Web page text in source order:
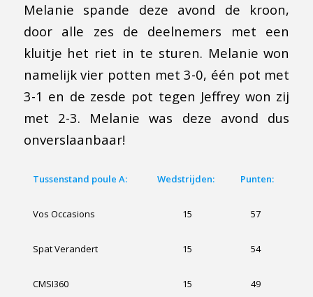
Melanie spande deze avond de kroon,
door alle zes de deelnemers met een
kluitje het riet in te sturen. Melanie won
namelijk vier potten met 3-0, één pot met
3-1 en de zesde pot tegen Jeffrey won zij
met 2-3. Melanie was deze avond dus
onverslaanbaar!
Tussenstand poule A: Wedstrijden: Punten:
Vos Occasions 15 57
Spat Verandert 15 54
CMSI360 15 49